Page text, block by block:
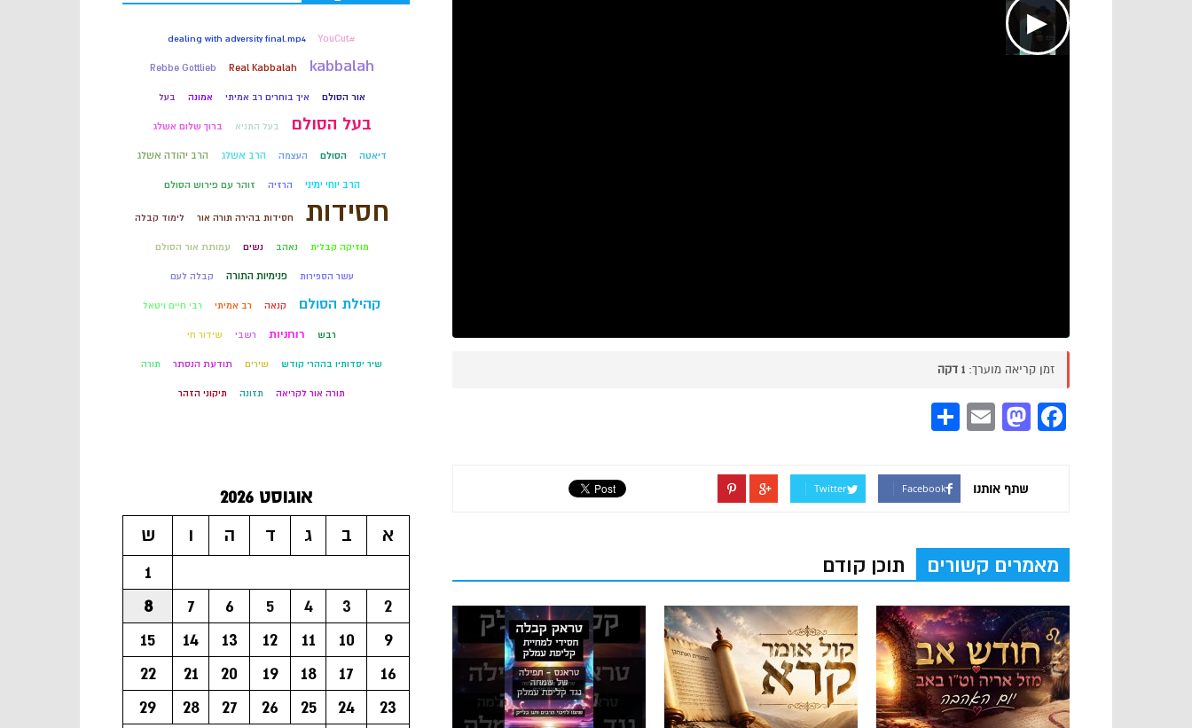
▶
זמן קריאה מוערך: 1 דקה
Facebook
Mastodon
Email
שתף אותנו Facebook
Twitter
מאמרים קשורים תוכן קודם
#YouCut
dealing with adversity final.mp4
kabbalah
Real Kabbalah
Rebbe Gottlieb
אור הסולם איך בוחרים רב אמיתי אמונה בעל
בעל הסולם בעל התניא ברוך שלום אשלג
דיאטה הסולם העצמה הרב אשלג הרב יהודה אשלג
הרב יוחי ימיני הרזיה זוהר עם פירוש הסולם
חסידות חסידות בהירה תורה אור לימוד קבלה
מוזיקה קבלית נאהב נשים עמותת אור הסולם
עשר הספירות פנימיות התורה קבלה לעם
קהילת הסולם קנאה רב אמיתי רבי חיים ויטאל
רבש רוחניות רשבי שידור חי
שיר יסדותיו בההרי קודש שירים תודעת הנסתר תורה
תורה אור לקריאה תזונה תיקוני הזהר
אוגוסט 2026
א
ב ג ד ה ו
ש
1
2
3
4
5
6
7
8
9
10
11
12
13
14
15
16
17
18
19
20
21
22
23
24
25
26
27
28
29